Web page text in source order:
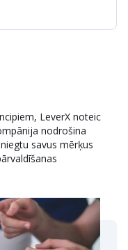
LeverX noteic
nodrošina
savus mērķus